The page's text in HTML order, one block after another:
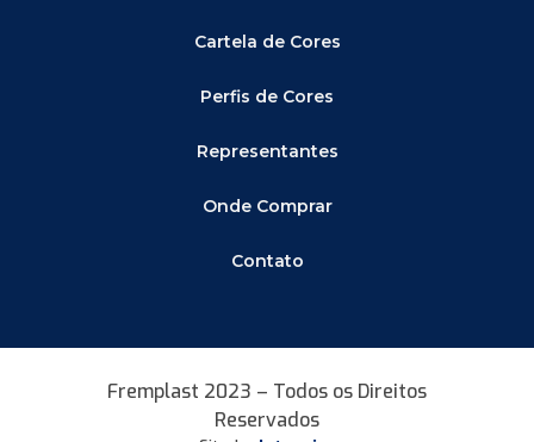
Cartela de Cores
Perfis de Cores
Representantes
Onde Comprar
Contato
Fremplast 2023 – Todos os Direitos
Reservados